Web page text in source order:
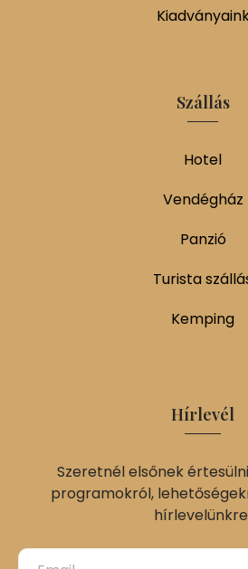
Szállás
Hotel
Vendégház
Panzió
Turista
Kemping
Hírlevél
Szeretnél elsőnek
programokról,